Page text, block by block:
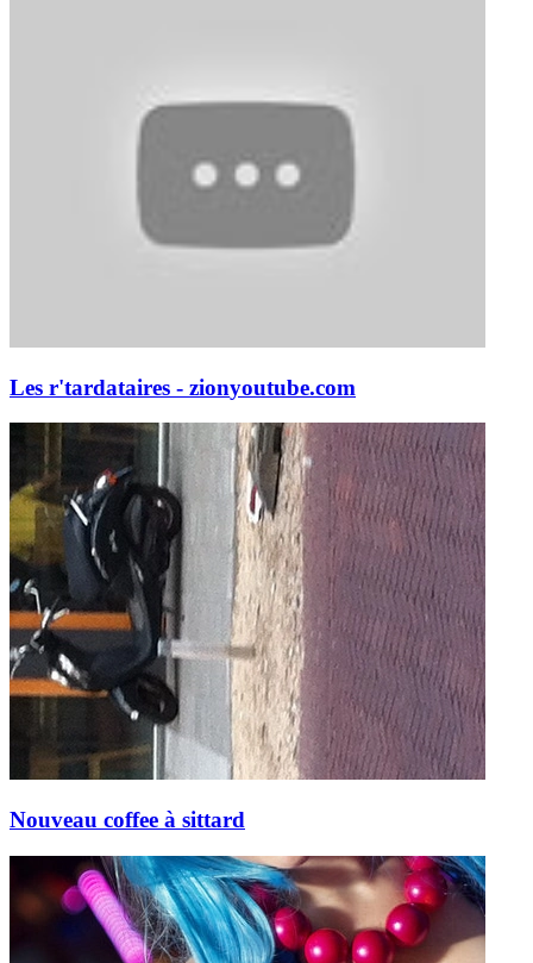
Les r'tardataires - zionyoutube.com
Nouveau coffee à sittard